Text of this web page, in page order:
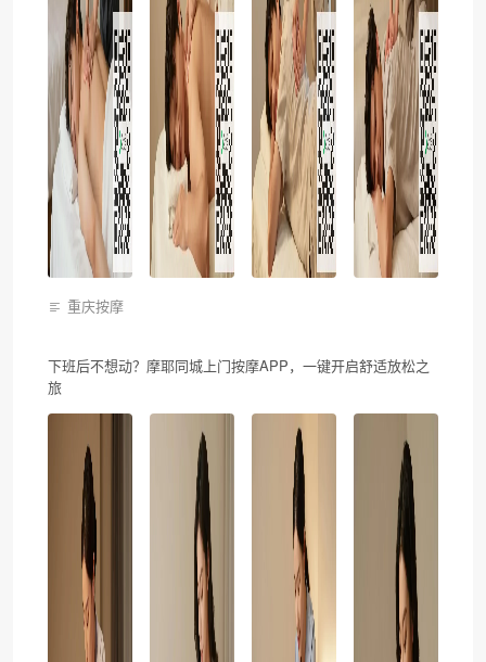
重庆按摩
下班后不想动？摩耶同城上门按摩APP，一键开启舒适放松之
旅